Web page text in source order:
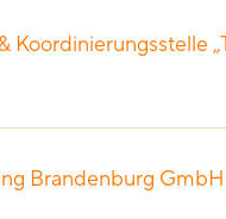
Koordinierungsstelle
Brandenburg GmbH